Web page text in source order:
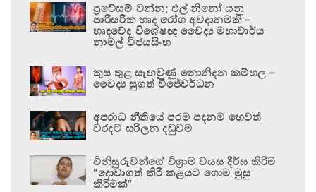
ප්‍රවේසම් වන්න; එල් නිනෝ යනු
පාරිසරික හෘද රෝග අවදානමකි –
හෘදවේද විශේෂඥ වෛද්‍ය මහාචාර්ය
නාමල් විජයසිංහ
කුස තුළ සැඟවුණු නොනිදන කම්හල –
වෛද්‍ය සුගත් විජේවර්ධන
අපරාධ නීතියේ පරම පදනම හෙවත්
වරදට සරිලන දඬුවම
විනිසුරුවන්ගේ විශ්‍රාම වයස දීර්ඝ කිරීම
“දොවාගත් කිරි කළයට ගොම මුසු
කිරීමක්”